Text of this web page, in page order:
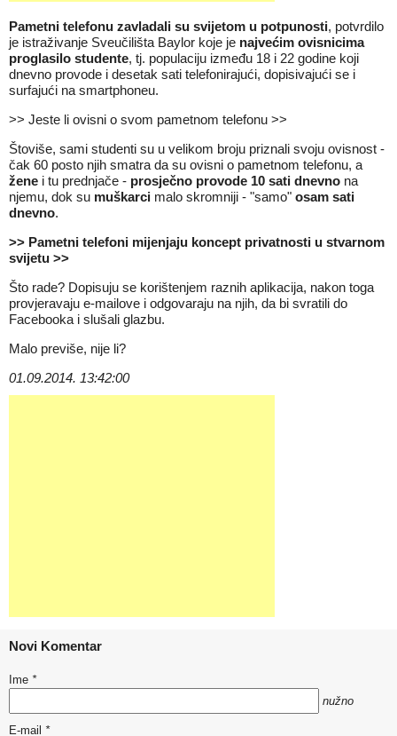
Pametni telefonu zavladali su svijetom u potpunosti, potvrdilo
je istraživanje Sveučilišta Baylor koje je najvećim ovisnicima
proglasilo studente, tj. populaciju između 18 i 22 godine koji
dnevno provode i desetak sati telefonirajući, dopisivajući se i
surfajući na smartphoneu.
>> Jeste li ovisni o svom pametnom telefonu >>
Štoviše, sami studenti su u velikom broju priznali svoju ovisnost -
čak 60 posto njih smatra da su ovisni o pametnom telefonu, a
žene i tu prednjače - prosječno provode 10 sati dnevno na
njemu, dok su muškarci malo skromniji - "samo" osam sati
dnevno.
>> Pametni telefoni mijenjaju koncept privatnosti u stvarnom
svijetu >>
Što rade? Dopisuju se korištenjem raznih aplikacija, nakon toga
provjeravaju e-mailove i odgovaraju na njih, da bi svratili do
Facebooka i slušali glazbu.
Malo previše, nije li?
01.09.2014. 13:42:00
Novi Komentar
Ime *
nužno
E-mail *